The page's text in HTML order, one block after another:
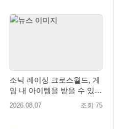
소닉 레이싱 크로스월드, 게
임 내 아이템을 받을 수 있는
‘레전드 대회 라운드 7’ 개최!
2026.08.07 조회 75